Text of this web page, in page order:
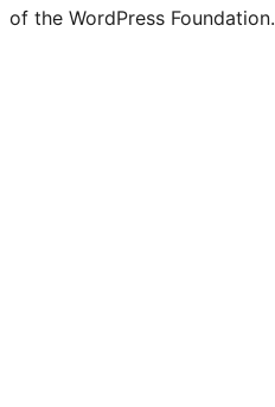
of the WordPress Foundation.